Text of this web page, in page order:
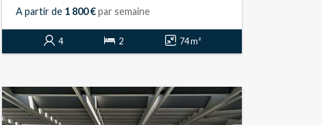
A partir de 1 800 €par semaine
4 2 74 m²